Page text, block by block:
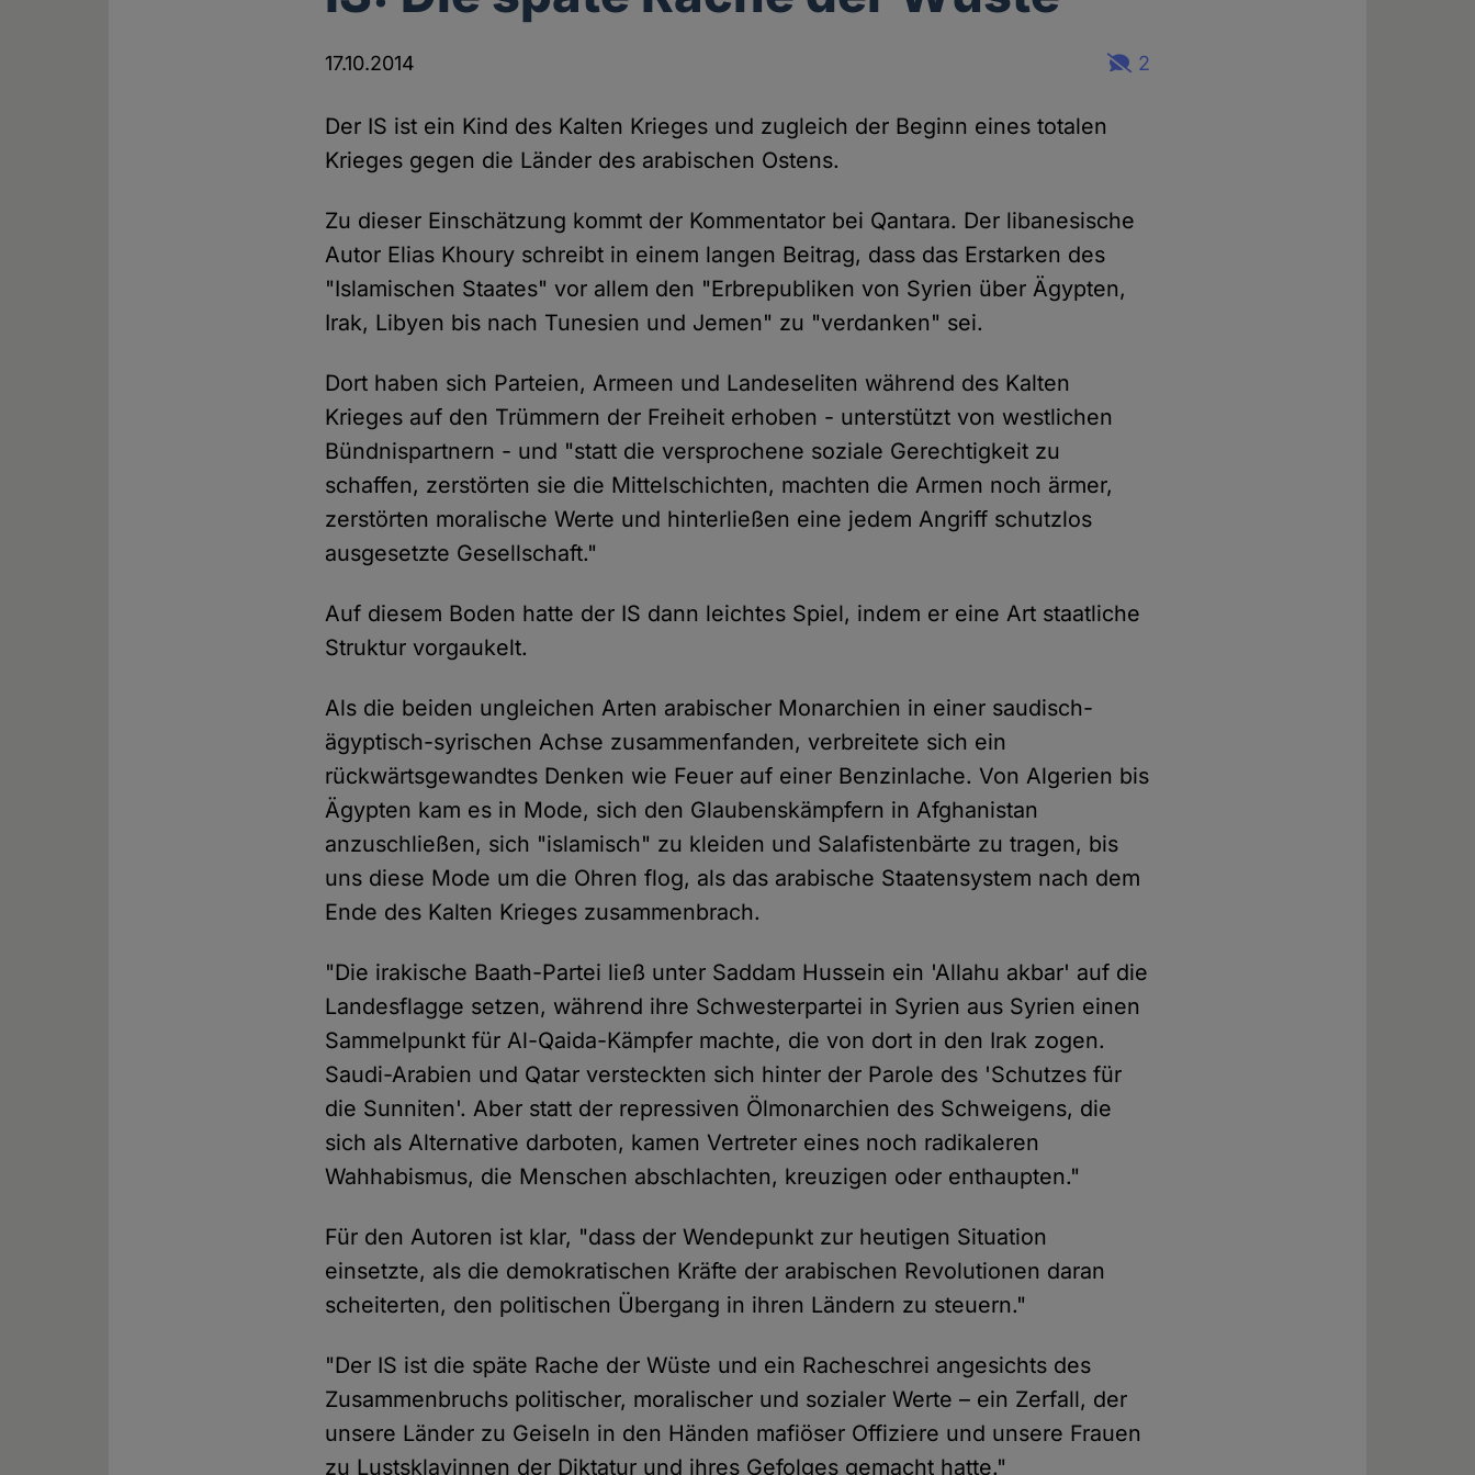
17.10.2014 2
Der IS ist ein Kind des Kalten Krieges und zugleich der Beginn eines totalen
Krieges gegen die Länder des arabischen Ostens.
Zu dieser Einschätzung kommt der Kommentator bei Qantara. Der libanesische
Autor Elias Khoury schreibt in einem langen Beitrag, dass das Erstarken des
"Islamischen Staates" vor allem den "Erbrepubliken von Syrien über Ägypten,
Irak, Libyen bis nach Tunesien und Jemen" zu "verdanken" sei.
Dort haben sich Parteien, Armeen und Landeseliten während des Kalten
Krieges auf den Trümmern der Freiheit erhoben - unterstützt von westlichen
Bündnispartnern - und "statt die versprochene soziale Gerechtigkeit zu
schaffen, zerstörten sie die Mittelschichten, machten die Armen noch ärmer,
zerstörten moralische Werte und hinterließen eine jedem Angriff schutzlos
ausgesetzte Gesellschaft."
Auf diesem Boden hatte der IS dann leichtes Spiel, indem er eine Art staatliche
Struktur vorgaukelt.
Als die beiden ungleichen Arten arabischer Monarchien in einer saudisch-
ägyptisch-syrischen Achse zusammenfanden, verbreitete sich ein
rückwärtsgewandtes Denken wie Feuer auf einer Benzinlache. Von Algerien bis
Ägypten kam es in Mode, sich den Glaubenskämpfern in Afghanistan
anzuschließen, sich "islamisch" zu kleiden und Salafistenbärte zu tragen, bis
uns diese Mode um die Ohren flog, als das arabische Staatensystem nach dem
Ende des Kalten Krieges zusammenbrach.
"Die irakische Baath-Partei ließ unter Saddam Hussein ein 'Allahu akbar' auf die
Landesflagge setzen, während ihre Schwesterpartei in Syrien aus Syrien einen
Sammelpunkt für Al-Qaida-Kämpfer machte, die von dort in den Irak zogen.
Saudi-Arabien und Qatar versteckten sich hinter der Parole des 'Schutzes für
die Sunniten'. Aber statt der repressiven Ölmonarchien des Schweigens, die
sich als Alternative darboten, kamen Vertreter eines noch radikaleren
Wahhabismus, die Menschen abschlachten, kreuzigen oder enthaupten."
Für den Autoren ist klar, "dass der Wendepunkt zur heutigen Situation
einsetzte, als die demokratischen Kräfte der arabischen Revolutionen daran
scheiterten, den politischen Übergang in ihren Ländern zu steuern."
"Der IS ist die späte Rache der Wüste und ein Racheschrei angesichts des
Zusammenbruchs politischer, moralischer und sozialer Werte – ein Zerfall, der
unsere Länder zu Geiseln in den Händen mafiöser Offiziere und unsere Frauen
zu Lustsklavinnen der Diktatur und ihres Gefolges gemacht hatte."